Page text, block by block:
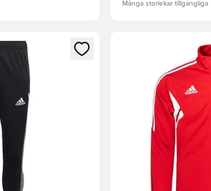
Många storlekar tillgängliga
att logga in eller registrera dig som
Öppnar en Modal